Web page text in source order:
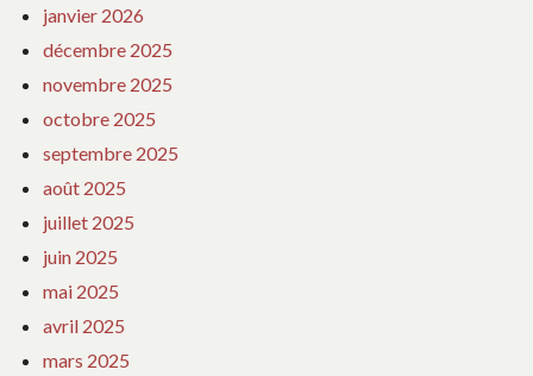
janvier 2026
décembre 2025
novembre 2025
octobre 2025
septembre 2025
août 2025
juillet 2025
juin 2025
mai 2025
avril 2025
mars 2025